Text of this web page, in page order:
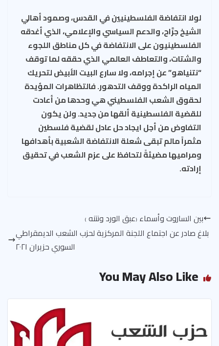
لولا انتفاضة الفلسطينيين في القدس، وصمود أهالي
الشيخ جرَّاح، والدعم السياسي والإعلامي، الذي أغدقه
الفلسطينيون على الانتفاضة في كل مناطق اللجوء
والشتات، والتعاطف العالمي الذي حققه لما توقف
“نتنياهو” عن إجرامه، ولا سارع البيت الأبيض لتحريك
المياه الراكدة ووقف التدهور. فالتظاهرات المؤيدة
لحقوق الشعب الفلسطيني هي وحدها من أعادت
للقضية الفلسطينية ألقها من جديد. ولن يكون
التفاوض من أجل ايجاد حل عادل لقضية فلسطين
مثمراً مالم تبقى شعلة الانتفاضة الشعبية بأهدافها
ومراميها مضيئةً لتحافظ على عزم الشعب في تحقيق
إرادته.
بين الساروت وأسماء ₍عبق الورد ونتنه ₎
بلاغ صادر عن اجتماع اللجنة المركزية لحزب الشعب الديمقراطي
السوري حزيران ٢٠٢١
You May Also Like